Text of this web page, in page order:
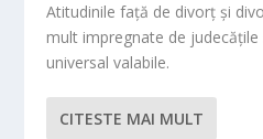
Atitudinile faţă de divorţ şi
mult impregnate de
universal valabile.
CITESTE MAI MULT